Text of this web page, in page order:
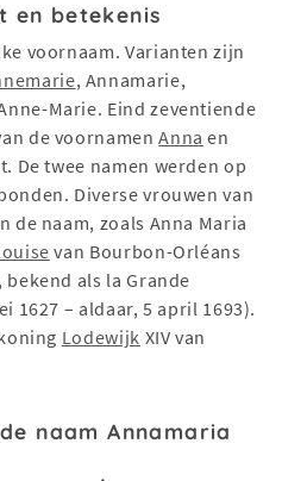
en betekenis
voornaam. Varianten zijn
, Annamarie,
Marie. Eind zeventiende
de voornamenAnna en
De twee namen werden op
Diverse vrouwen van
de naam, zoals Anna Maria
van Bourbon-Orléans
als la Grande
1627 – aldaar, 5 april 1693).
Lodewijk XIV van
naam Annamaria